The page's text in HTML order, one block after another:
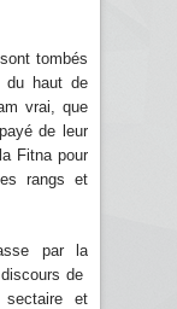
tombés
du haut de
vrai, que
de leur
Fitna pour
rangs et
par la
de
et